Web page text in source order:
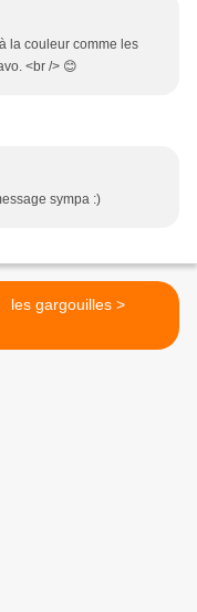
la couleur comme les
<br /> 😊
sympa :)
les gargouilles >